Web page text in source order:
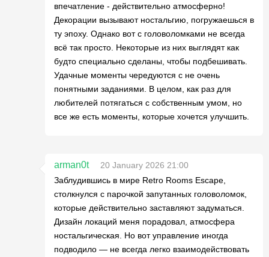
впечатление - действительно атмосферно!
Декорации вызывают ностальгию, погружаешься в
ту эпоху. Однако вот с головоломками не всегда
всё так просто. Некоторые из них выглядят как
будто специально сделаны, чтобы подбешивать.
Удачные моменты чередуются с не очень
понятными заданиями. В целом, как раз для
любителей потягаться с собственным умом, но
все же есть моменты, которые хочется улучшить.
arman0t
20 January 2026 21:00
Заблудившись в мире Retro Rooms Escape,
столкнулся с парочкой запутанных головоломок,
которые действительно заставляют задуматься.
Дизайн локаций меня порадовал, атмосфера
ностальгическая. Но вот управление иногда
подводило — не всегда легко взаимодействовать